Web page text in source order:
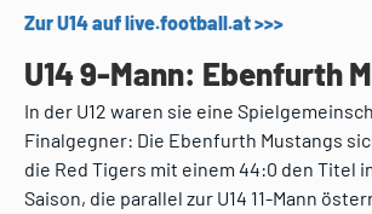
Zur U14 auf live.football.at >>>
U14 9-Mann: Ebenfurth
In der U12 waren sie eine
Finalgegner: Die Ebenfurth Mustangs
die Red Tigers mit einem 44:0 den Titel
Saison, die parallel zur U14 11-Mann